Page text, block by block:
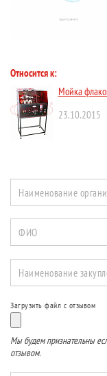
Относится к:
Мойка
23.10.2015
Наименование
ФИО
Наименование
Загрузить файл с отзывом
Мы будем признательны
отзывом.